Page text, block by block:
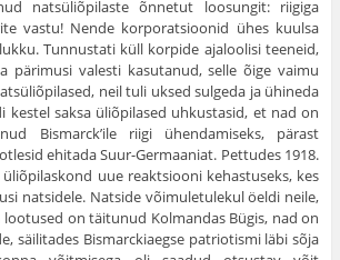
natsüliõpilaste õnnetut loosungit: riigiga
vastu! Nende korporatsioonid ühes kuulsa
Tunnustati küll korpide ajaloolisi teeneid,
pärimusi valesti kasutanud, selle õige vaimu
neil tuli uksed sulgeda ja ühineda
kestel saksa üliõpilased uhkustasid, et nad on
Bismarck’ile riigi ühendamiseks, pärast
ehitada Suur-Germaaniat. Pettudes 1918.
uue reaktsiooni kehastuseks, kes
natsidele. Natside võimuletulekul öeldi neile,
on täitunud Kolmandas Bügis, nad on
säilitades Bismarckiaegse patriotismi läbi sõja